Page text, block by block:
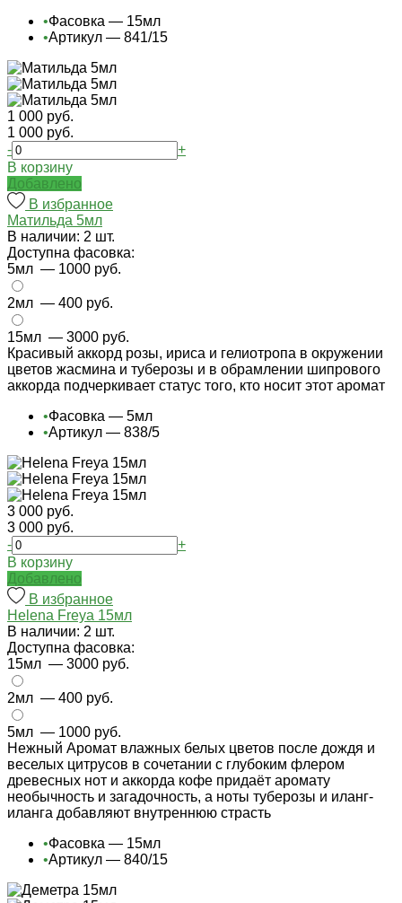
•Фасовка — 15мл
•Артикул — 841/15
1 000 руб.
1 000 руб.
-
+
В корзину
Добавлено
В избранное
Матильда 5мл
В наличии: 2 шт.
Доступна фасовка:
5мл — 1000 руб.
2мл — 400 руб.
15мл — 3000 руб.
Красивый аккорд розы, ириса и гелиотропа в окружении
цветов жасмина и туберозы и в обрамлении шипрового
аккорда подчеркивает статус того, кто носит этот аромат
•Фасовка — 5мл
•Артикул — 838/5
3 000 руб.
3 000 руб.
-
+
В корзину
Добавлено
В избранное
Helena Freya 15мл
В наличии: 2 шт.
Доступна фасовка:
15мл — 3000 руб.
2мл — 400 руб.
5мл — 1000 руб.
Нежный Аромат влажных белых цветов после дождя и
веселых цитрусов в сочетании с глубоким флером
древесных нот и аккорда кофе придаёт аромату
необычность и загадочность, а ноты туберозы и иланг-
иланга добавляют внутреннюю страсть
•Фасовка — 15мл
•Артикул — 840/15